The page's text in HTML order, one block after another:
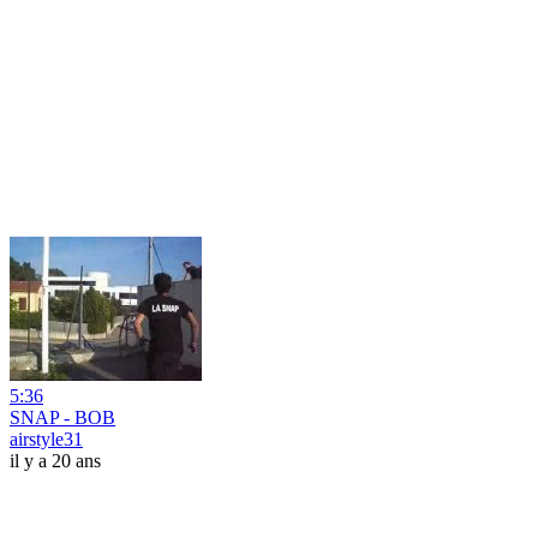
5:36
SNAP - BOB
airstyle31
il y a 20 ans